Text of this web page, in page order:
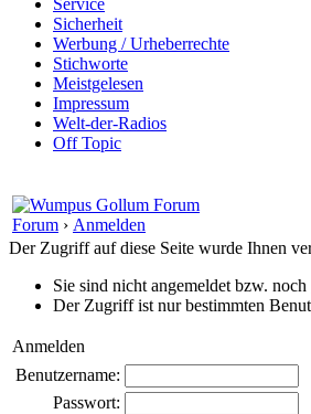
Service
Sicherheit
Werbung / Urheberrechte
Stichworte
Meistgelesen
Impressum
Welt-der-Radios
Off Topic
Forum › Anmelden
Der Zugriff auf diese Seite wurde Ihnen
Sie sind nicht angemeldet bzw.
Der Zugriff ist nur bestimmten
Anmelden
Benutzername:
Passwort: